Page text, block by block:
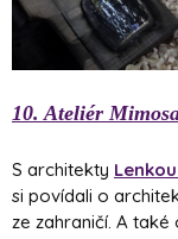
10. Ateliér
S architekty
si povídali o
ze zahraničí. A